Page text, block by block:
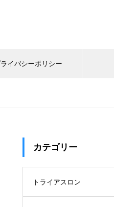
イバシーポリシー
カテゴリー
トライアスロン